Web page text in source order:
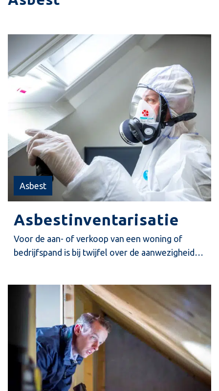
Asbest
Asbestinventarisatie
Voor de aan- of verkoop van een woning of
bedrijfspand is bij twijfel over de aanwezigheid
kiezen voor onze asbestinventarisatie.